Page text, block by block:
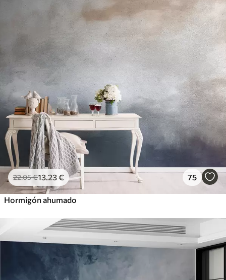
22.05€13 .23€ 75
Hormigón ahumado